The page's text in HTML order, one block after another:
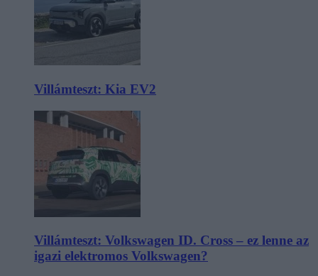
Villámteszt: Kia EV2
Villámteszt: Volkswagen ID. Cross – ez lenne az
igazi elektromos Volkswagen?